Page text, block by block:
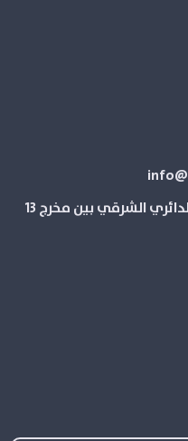
الرياض– حي الريان – الدائري الشرقي بین مخرج 13